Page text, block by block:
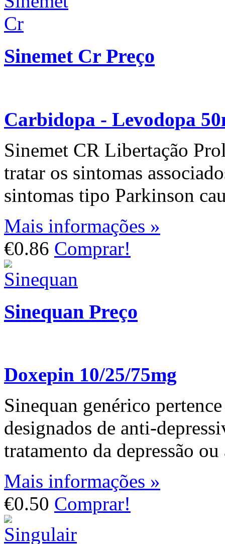
Sinemet Cr Preço
Carbidopa - Levodopa
Sinemet CR Libertação
tratar os sintomas
sintomas tipo Parkinson
Mais informações »
€0.86 Comprar!
Sinequan Preço
Doxepin 10/25/75mg
Sinequan genérico
designados de anti-
tratamento da depressão ou
Mais informações »
€0.50 Comprar!